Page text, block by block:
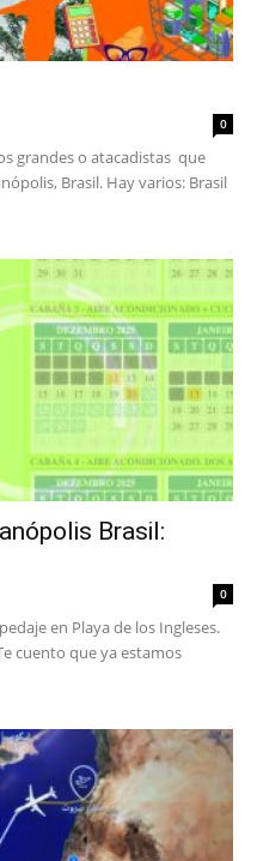
0
grandes o atacadistas que
Brasil. Hay varios: Brasil
Brasil:
0
en Playa de los Ingleses.
cuento que ya estamos